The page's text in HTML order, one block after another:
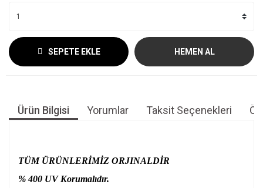
SEPETE EKLE HEMEN AL
Ürün Bilgisi Yorumlar Taksit Seçenekleri
TÜM ÜRÜNLERİMİZ ORJINALDİR
% 400 UV Korumalıdır.